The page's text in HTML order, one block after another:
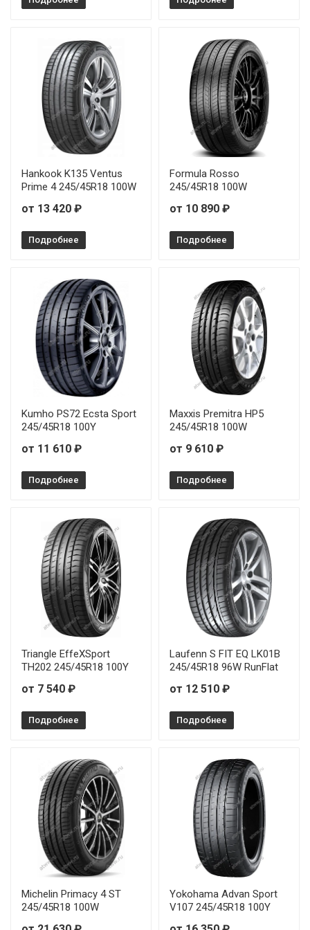
Hankook K135 Ventus
Prime 4 245/45R18 100W
от 13 420 ₽
Подробнее
Formula Rosso
245/45R18 100W
от 10 890 ₽
Подробнее
Kumho PS72 Ecsta Sport
245/45R18 100Y
от 11 610 ₽
Подробнее
Maxxis Premitra HP5
245/45R18 100W
от 9 610 ₽
Подробнее
Triangle EffeXSport
TH202 245/45R18 100Y
от 7 540 ₽
Подробнее
Laufenn S FIT EQ LK01B
245/45R18 96W RunFlat
от 12 510 ₽
Подробнее
Michelin Primacy 4 ST
245/45R18 100W
Yokohama Advan Sport
V107 245/45R18 100Y